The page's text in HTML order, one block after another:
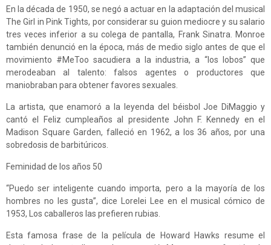
En la década de 1950, se negó a actuar en la adaptación del musical
The Girl in Pink Tights, por considerar su guion mediocre y su salario
tres veces inferior a su colega de pantalla, Frank Sinatra. Monroe
también denunció en la época, más de medio siglo antes de que el
movimiento #MeToo sacudiera a la industria, a “los lobos” que
merodeaban al talento: falsos agentes o productores que
maniobraban para obtener favores sexuales.
La artista, que enamoró a la leyenda del béisbol Joe DiMaggio y
cantó el Feliz cumpleaños al presidente John F. Kennedy en el
Madison Square Garden, falleció en 1962, a los 36 años, por una
sobredosis de barbitúricos.
Feminidad de los años 50
“Puedo ser inteligente cuando importa, pero a la mayoría de los
hombres no les gusta”, dice Lorelei Lee en el musical cómico de
1953, Los caballeros las prefieren rubias.
Esta famosa frase de la película de Howard Hawks resume el